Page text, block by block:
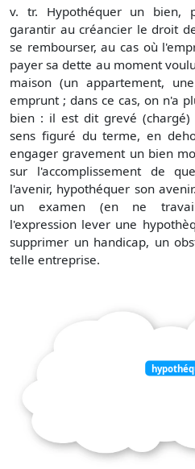
v. tr. Hypothéquer un bien,
garantir au créancier le droit
se rembourser, au cas où
payer sa dette au moment
maison (un appartement,
emprunt ; dans ce cas, on n'a
bien : il est dit grevé (chargé)
sens figuré du terme, en
engager gravement un bien
sur l'accomplissement de
l'avenir, hypothéquer son
un examen (en ne
l'expression lever une
supprimer un handicap, un
telle entreprise.